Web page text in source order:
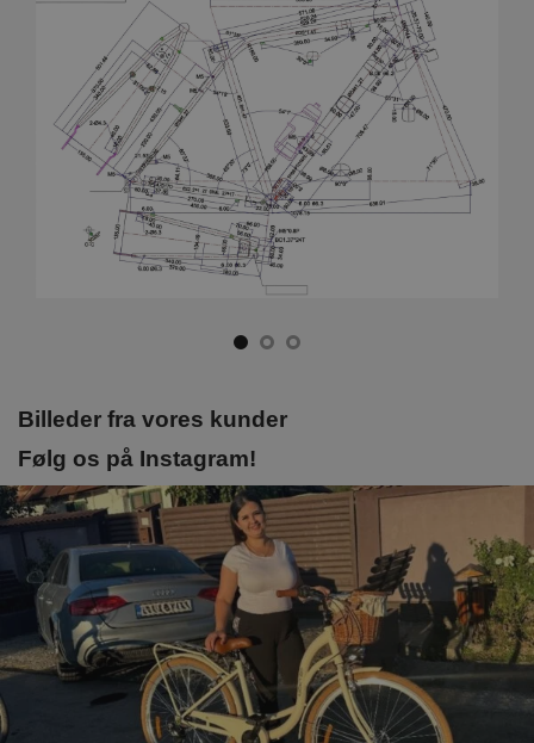
Billeder fra vores kunder
Følg os på Instagram!